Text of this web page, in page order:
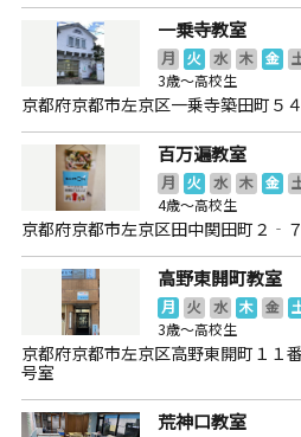
一乗寺教室
月 火 水 木 金
3歳～高校生
京都府京都市左京区一乗寺築田町５
百万遍教室
月 火 水 木 金
4歳～高校生
京都府京都市左京区田中関田町２‐
高野東開町教室
月 火 水 木 金
3歳～高校生
京都府京都市左京区高野東開町１１
号室
荒神口教室